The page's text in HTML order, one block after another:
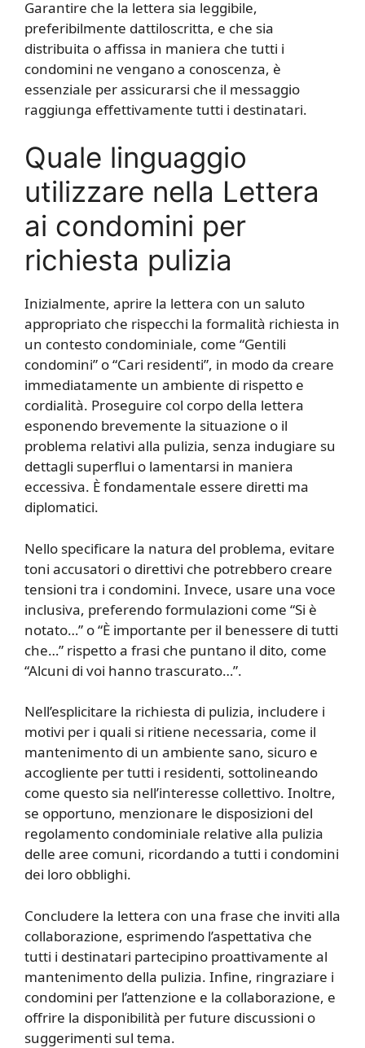
Garantire che la lettera sia leggibile,
preferibilmente dattiloscritta, e che sia
distribuita o affissa in maniera che tutti i
condomini ne vengano a conoscenza, è
essenziale per assicurarsi che il messaggio
raggiunga effettivamente tutti i destinatari.
Quale linguaggio
utilizzare nella Lettera
ai condomini per
richiesta pulizia
Inizialmente, aprire la lettera con un saluto
appropriato che rispecchi la formalità richiesta in
un contesto condominiale, come “Gentili
condomini” o “Cari residenti”, in modo da creare
immediatamente un ambiente di rispetto e
cordialità. Proseguire col corpo della lettera
esponendo brevemente la situazione o il
problema relativi alla pulizia, senza indugiare su
dettagli superflui o lamentarsi in maniera
eccessiva. È fondamentale essere diretti ma
diplomatici.
Nello specificare la natura del problema, evitare
toni accusatori o direttivi che potrebbero creare
tensioni tra i condomini. Invece, usare una voce
inclusiva, preferendo formulazioni come “Si è
notato…” o “È importante per il benessere di tutti
che…” rispetto a frasi che puntano il dito, come
“Alcuni di voi hanno trascurato…”.
Nell’esplicitare la richiesta di pulizia, includere i
motivi per i quali si ritiene necessaria, come il
mantenimento di un ambiente sano, sicuro e
accogliente per tutti i residenti, sottolineando
come questo sia nell’interesse collettivo. Inoltre,
se opportuno, menzionare le disposizioni del
regolamento condominiale relative alla pulizia
delle aree comuni, ricordando a tutti i condomini
dei loro obblighi.
Concludere la lettera con una frase che inviti alla
collaborazione, esprimendo l’aspettativa che
tutti i destinatari partecipino proattivamente al
mantenimento della pulizia. Infine, ringraziare i
condomini per l’attenzione e la collaborazione, e
offrire la disponibilità per future discussioni o
suggerimenti sul tema.